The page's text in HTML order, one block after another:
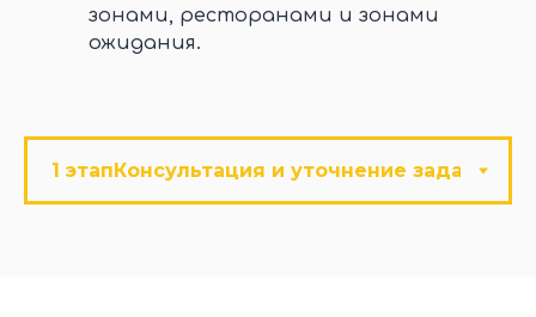
зонами, ресторанами и зонами
ожидания.